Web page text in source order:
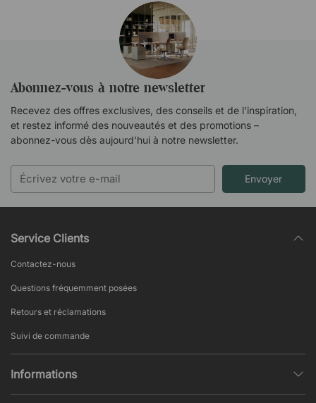
Abonnez-vous à notre newsletter
Recevez des offres exclusives, des conseils et de l'inspiration,
et restez informé des nouveautés et des promotions –
abonnez-vous dès aujourd’hui à notre newsletter.
Envoyer
Service Clients
Contactez-nous
Questions fréquemment posées
Retours et réclamations
Suivi de commande
Informations